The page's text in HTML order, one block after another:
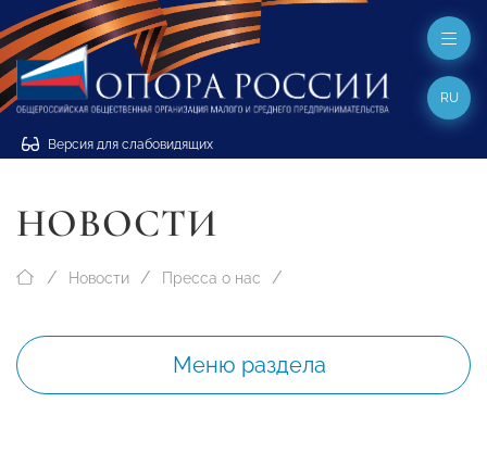
Версия для слабовидящих
RU
НОВОСТИ
Новости Пресса о нас
Меню раздела